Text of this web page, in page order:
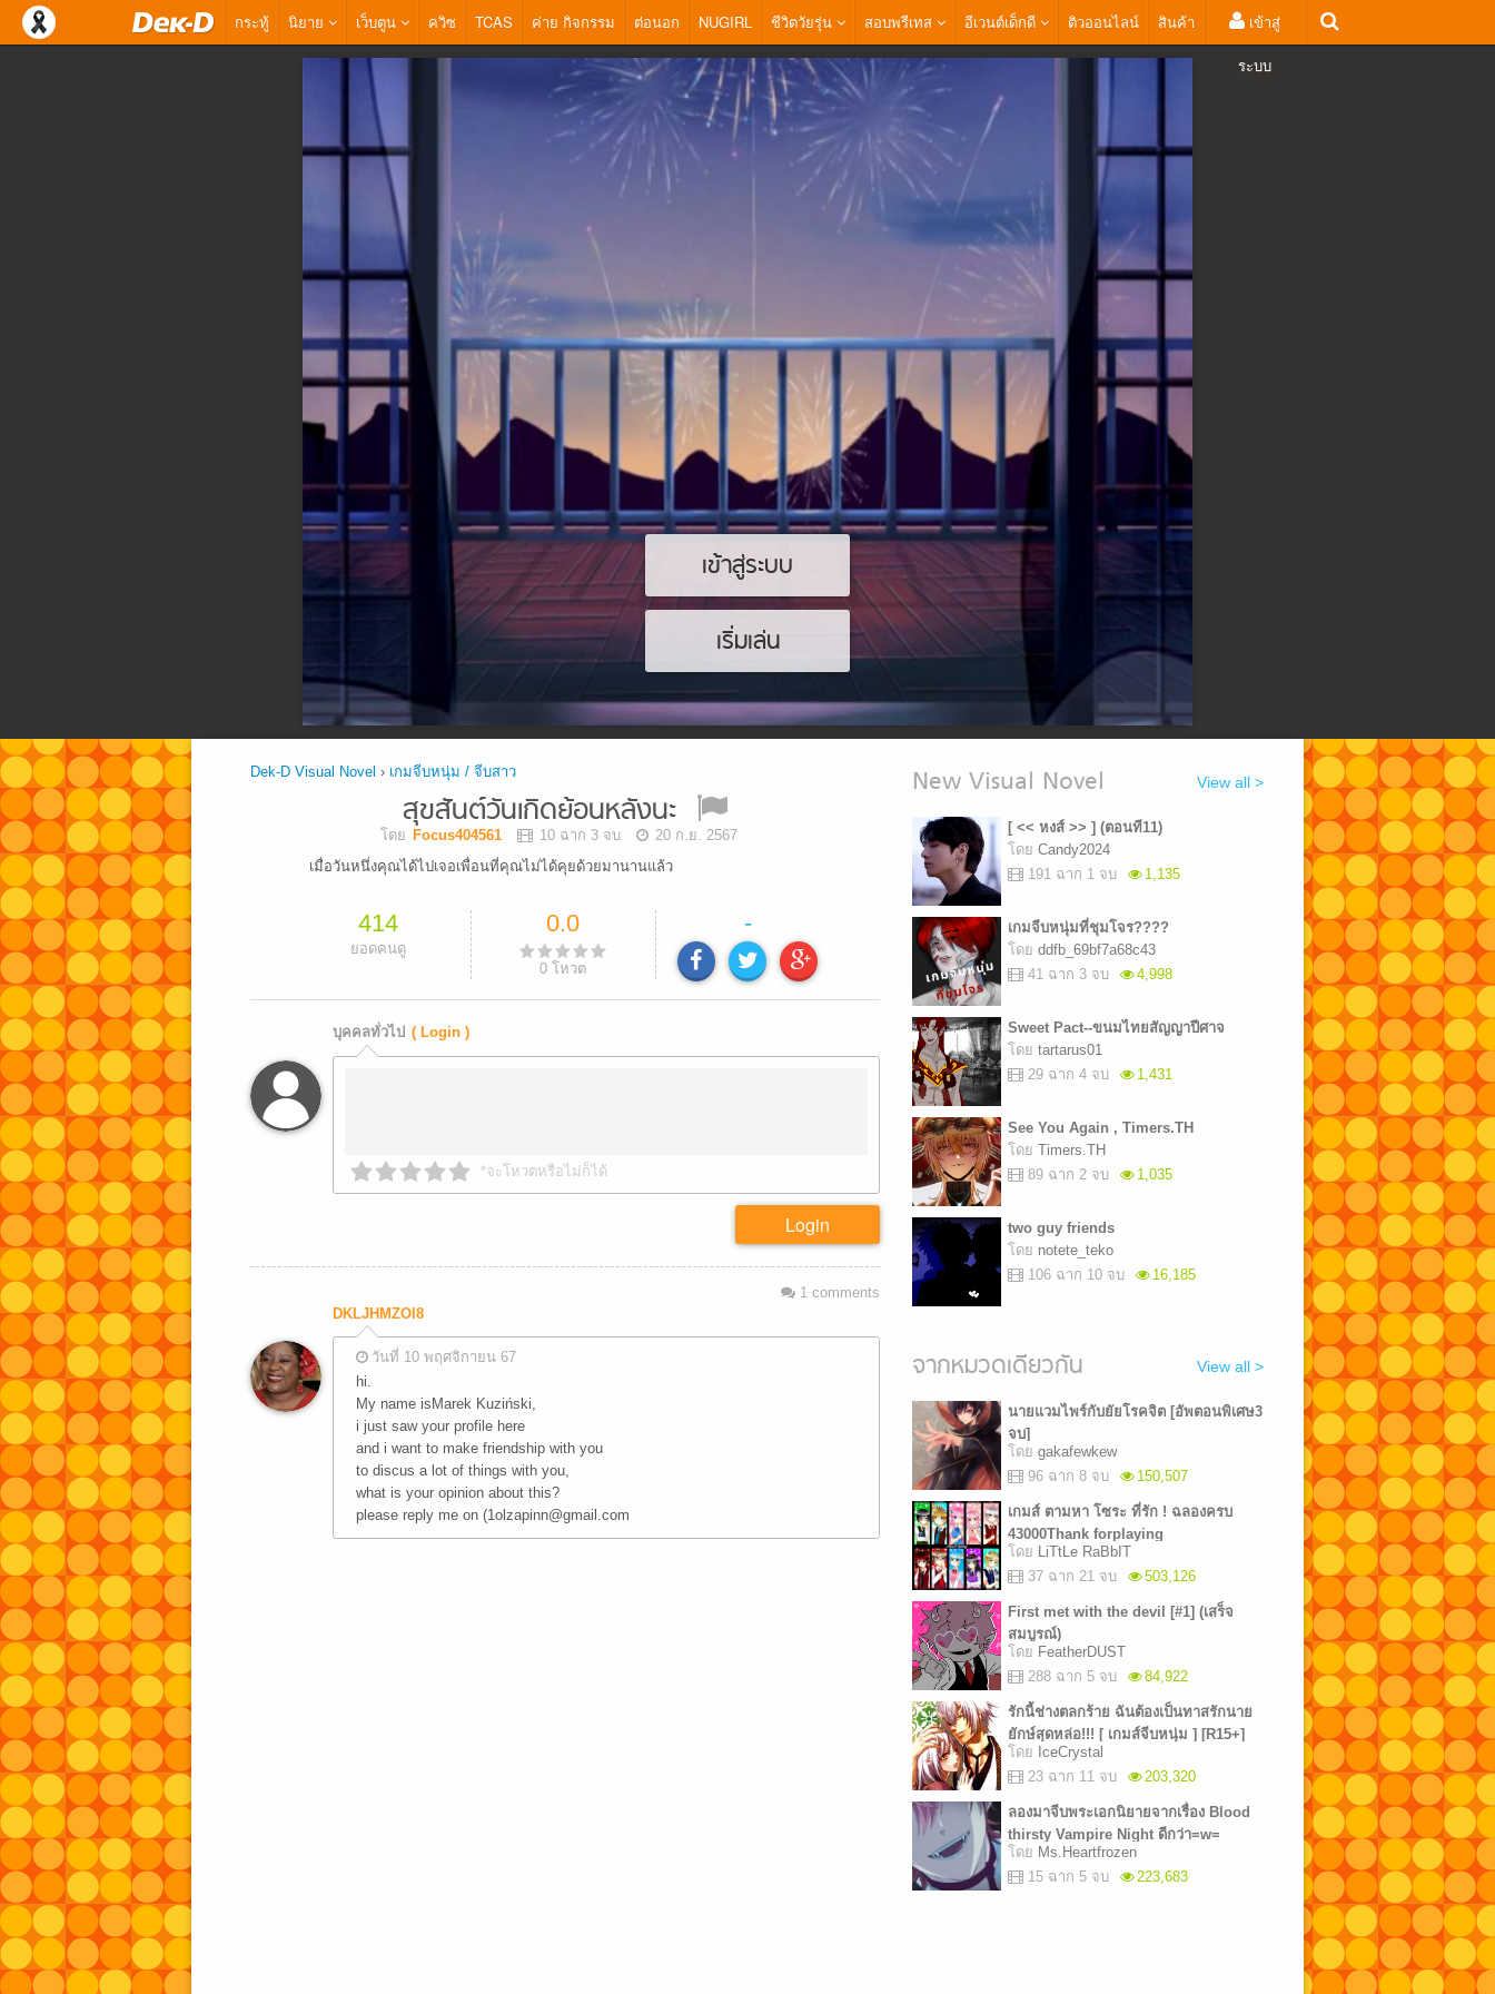
กระทู้ นิยาย เว็บตูน ควิซ TCAS ค่าย กิจกรรม ต่อนอก NUGIRL ชีวิตวัยรุ่น สอบพรีเทส อีเวนต์เด็กดี ติวออนไลน์ สินค้า เข้าสู่
ระบบ
เข้าสู่ระบบ
เริ่มเล่น
Dek-D Visual Novel › เกมจีบหนุ่ม / จีบสาว
สุขสันต์วันเกิดย้อนหลังนะ
โดย Focus404561 10 ฉาก 3 จบ
20 ก.ย. 2567
เมื่อวันหนึ่งคุณได้ไปเจอเพื่อนที่คุณไม่ได้คุยด้วยมานานแล้ว
414
ยอดคนดู
0.0
0 โหวต
-
บุคคลทั่วไป ( Login )
*จะโหวตหรือไม่ก็ได้
Login
1 comments
DKLJHMZOI8
วันที่ 10 พฤศจิกายน 67
hi.
My name isMarek Kuziński,
i just saw your profile here
and i want to make friendship with you
to discus a lot of things with you,
what is your opinion about this?
please reply me on (1olzapinn@gmail.com
New Visual Novel View all >
[ << หงส์ >> ] (ตอนที11)
โดย Candy2024
191 ฉาก 1 จบ
1,135
เกมจีบหนุ่มที่ชุมโจร????
โดย ddfb_69bf7a68c43
41 ฉาก 3 จบ
4,998
Sweet Pact--ขนมไทยสัญญาปีศาจ
โดย tartarus01
29 ฉาก 4 จบ
1,431
See You Again , Timers.TH
โดย Timers.TH
89 ฉาก 2 จบ
1,035
two guy friends
โดย notete_teko
106 ฉาก 10 จบ
16,185
จากหมวดเดียวกัน View all >
นายแวมไพร์กับยัยโรคจิต [อัพตอนพิเศษ3
จบ]
โดย gakafewkew
96 ฉาก 8 จบ
150,507
เกมส์ ตามหา โซระ ที่รัก ! ฉลองครบ
43000Thank forplaying
โดย LiTtLe RaBbIT
37 ฉาก 21 จบ
503,126
First met with the devil [#1] (เสร็จ
สมบูรณ์)
โดย FeatherDUST
288 ฉาก 5 จบ
84,922
รักนี้ช่างตลกร้าย ฉันต้องเป็นทาสรักนาย
ยักษ์สุดหล่อ!!! [ เกมส์จีบหนุ่ม ] [R15+]
โดย IceCrystal
23 ฉาก 11 จบ
203,320
ลองมาจีบพระเอกนิยายจากเรื่อง Blood
thirsty Vampire Night ดีกว่า=w=
โดย Ms.Heartfrozen
15 ฉาก 5 จบ
223,683